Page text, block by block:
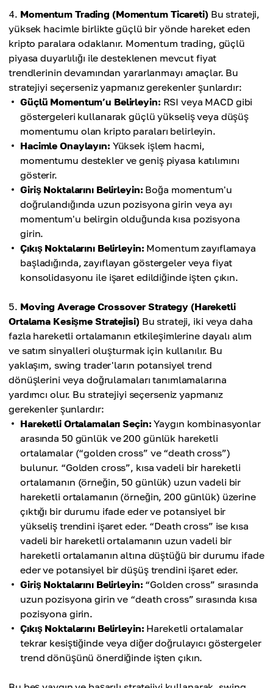
Momentum Trading (Momentum Ticareti) Bu strateji,
yüksek hacimle birlikte güçlü bir yönde hareket eden
kripto paralara odaklanır. Momentum trading, güçlü
piyasa duyarlılığı ile desteklenen mevcut fiyat
trendlerinin devamından yararlanmayı amaçlar. Bu
stratejiyi seçerseniz yapmanız gerekenler şunlardır:
Güçlü Momentum’u Belirleyin: RSI veya MACD gibi
göstergeleri kullanarak güçlü yükseliş veya düşüş
momentumu olan kripto paraları belirleyin.
Hacimle Onaylayın: Yüksek işlem hacmi,
momentumu destekler ve geniş piyasa katılımını
gösterir.
Giriş Noktalarını Belirleyin: Boğa momentum'u
doğrulandığında uzun pozisyona girin veya ayı
momentum'u belirgin olduğunda kısa pozisyona
girin.
Çıkış Noktalarını Belirleyin: Momentum zayıflamaya
başladığında, zayıflayan göstergeler veya fiyat
konsolidasyonu ile işaret edildiğinde işten çıkın.
Moving Average Crossover Strategy (Hareketli
Ortalama Kesişme Stratejisi) Bu strateji, iki veya daha
fazla hareketli ortalamanın etkileşimlerine dayalı alım
ve satım sinyalleri oluşturmak için kullanılır. Bu
yaklaşım, swing trader'ların potansiyel trend
dönüşlerini veya doğrulamaları tanımlamalarına
yardımcı olur. Bu stratejiyi seçerseniz yapmanız
gerekenler şunlardır:
Hareketli Ortalamaları Seçin: Yaygın kombinasyonlar
arasında 50 günlük ve 200 günlük hareketli
ortalamalar (“golden cross” ve “death cross”)
bulunur. “Golden cross”, kısa vadeli bir hareketli
ortalamanın (örneğin, 50 günlük) uzun vadeli bir
hareketli ortalamanın (örneğin, 200 günlük) üzerine
çıktığı bir durumu ifade eder ve potansiyel bir
yükseliş trendini işaret eder. “Death cross” ise kısa
vadeli bir hareketli ortalamanın uzun vadeli bir
hareketli ortalamanın altına düştüğü bir durumu ifade
eder ve potansiyel bir düşüş trendini işaret eder.
Giriş Noktalarını Belirleyin: “Golden cross” sırasında
uzun pozisyona girin ve “death cross” sırasında kısa
pozisyona girin.
Çıkış Noktalarını Belirleyin: Hareketli ortalamalar
tekrar kesiştiğinde veya diğer doğrulayıcı göstergeler
trend dönüşünü önerdiğinde işten çıkın.